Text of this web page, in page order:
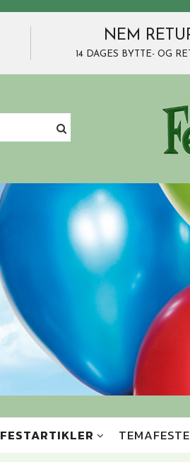
NEM
14 DAGES BYTTE- OG
FESTARTIKLER